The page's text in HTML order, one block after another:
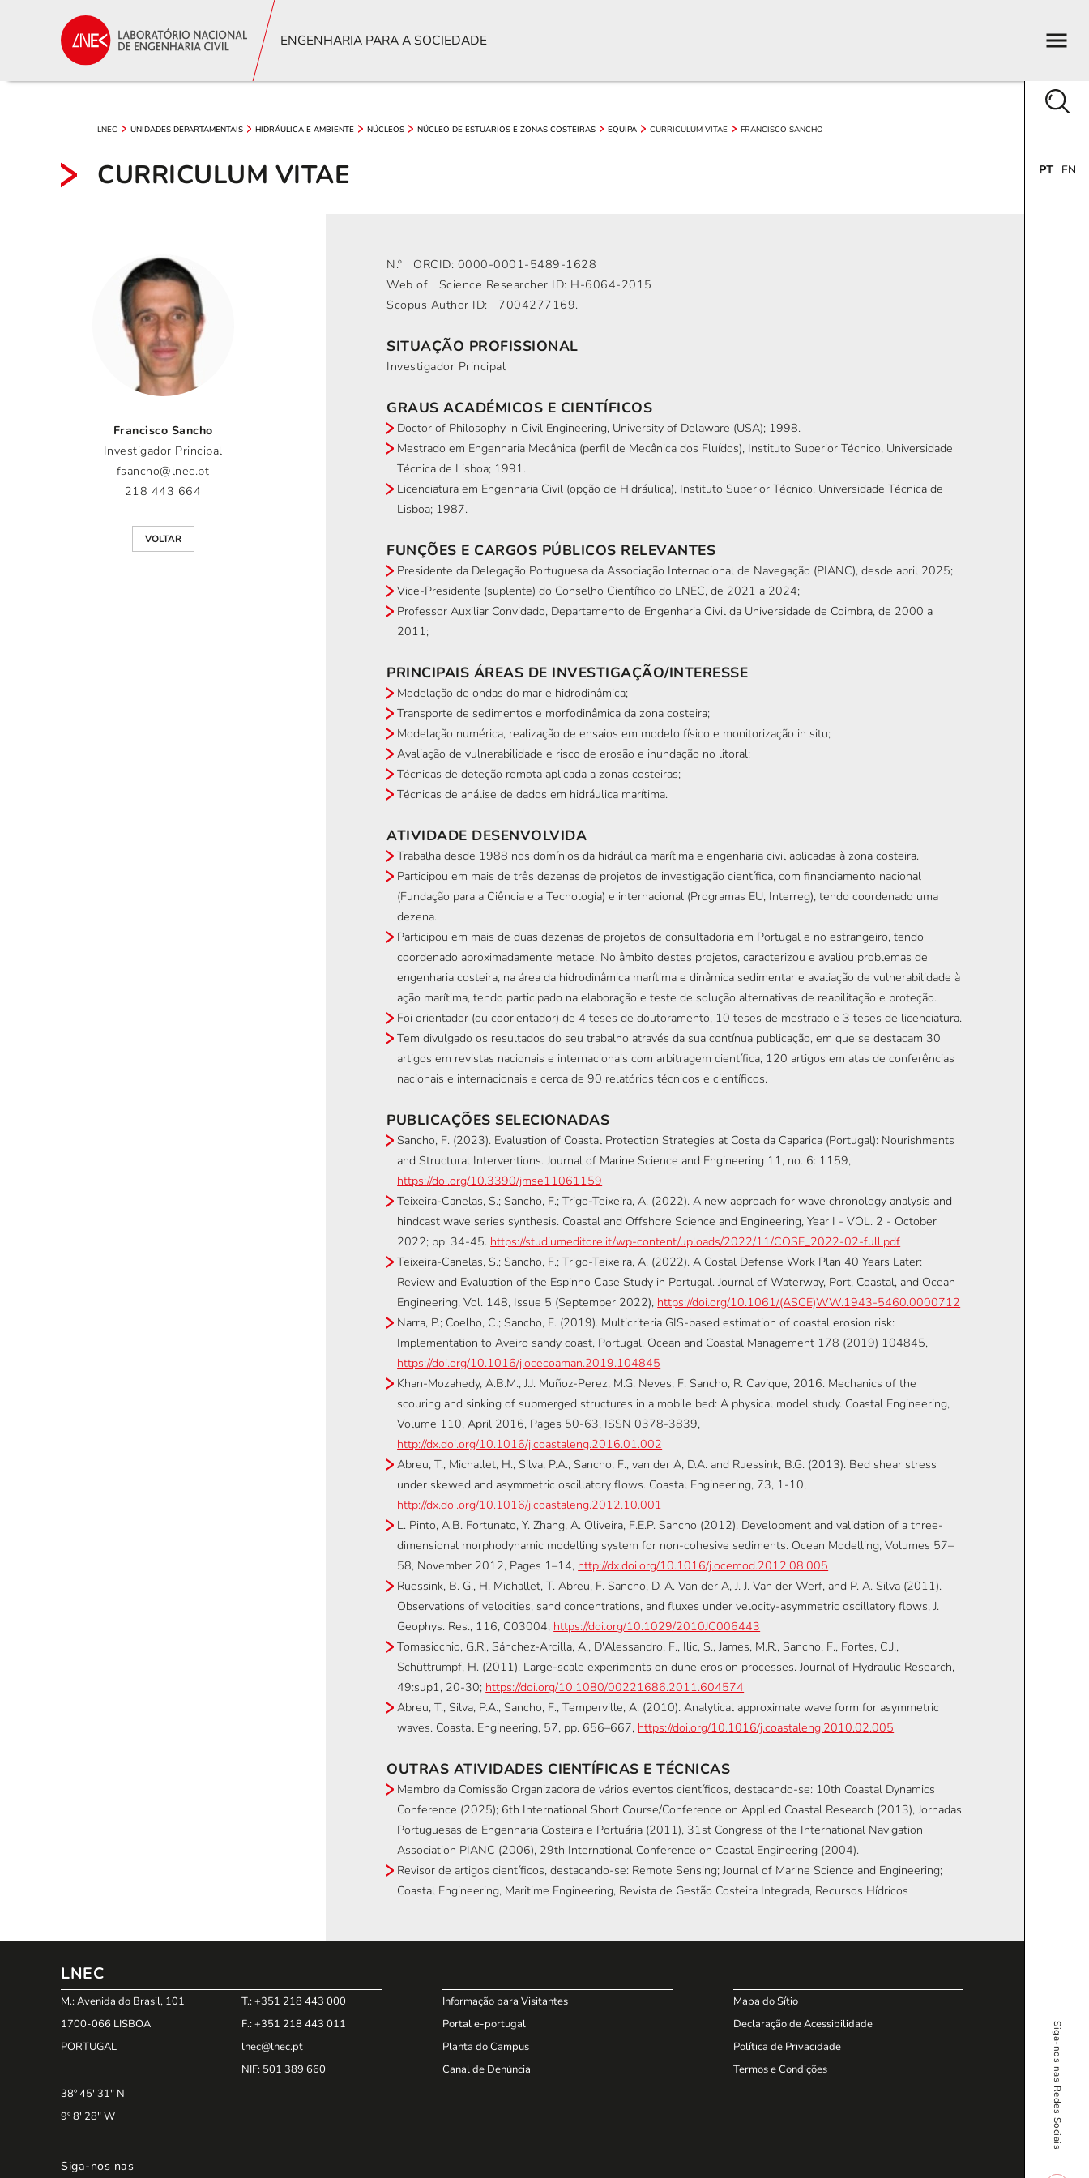
ENGENHARIA PARA A SOCIEDADE
PT EN
Siga-nos nas Redes Sociais
LNEC UNIDADES DEPARTAMENTAIS HIDRÁULICA E AMBIENTE NÚCLEOS NÚCLEO DE ESTUÁRIOS E ZONAS COSTEIRAS EQUIPA CURRICULUM VITAE FRANCISCO SANCHO
CURRICULUM VITAE
Francisco Sancho
Investigador Principal
fsancho@lnec.pt
218 443 664
VOLTAR
N.º ORCID: 0000-0001-5489-1628
Web of Science Researcher ID: H-6064-2015
Scopus Author ID: 7004277169.
SITUAÇÃO PROFISSIONAL
Investigador Principal
GRAUS ACADÉMICOS E CIENTÍFICOS
Doctor of Philosophy in Civil Engineering, University of Delaware (USA); 1998.
Mestrado em Engenharia Mecânica (perfil de Mecânica dos Fluídos), Instituto Superior Técnico, Universidade
Técnica de Lisboa; 1991.
Licenciatura em Engenharia Civil (opção de Hidráulica), Instituto Superior Técnico, Universidade Técnica de
Lisboa; 1987.
FUNÇÕES E CARGOS PÚBLICOS RELEVANTES
Presidente da Delegação Portuguesa da Associação Internacional de Navegação (PIANC), desde abril 2025;
Vice-Presidente (suplente) do Conselho Científico do LNEC, de 2021 a 2024;
Professor Auxiliar Convidado, Departamento de Engenharia Civil da Universidade de Coimbra, de 2000 a
2011;
PRINCIPAIS ÁREAS DE INVESTIGAÇÃO/INTERESSE
Modelação de ondas do mar e hidrodinâmica;
Transporte de sedimentos e morfodinâmica da zona costeira;
Modelação numérica, realização de ensaios em modelo físico e monitorização in situ;
Avaliação de vulnerabilidade e risco de erosão e inundação no litoral;
Técnicas de deteção remota aplicada a zonas costeiras;
Técnicas de análise de dados em hidráulica marítima.
ATIVIDADE DESENVOLVIDA
Trabalha desde 1988 nos domínios da hidráulica marítima e engenharia civil aplicadas à zona costeira.
Participou em mais de três dezenas de projetos de investigação científica, com financiamento nacional
(Fundação para a Ciência e a Tecnologia) e internacional (Programas EU, Interreg), tendo coordenado uma
dezena.
Participou em mais de duas dezenas de projetos de consultadoria em Portugal e no estrangeiro, tendo
coordenado aproximadamente metade. No âmbito destes projetos, caracterizou e avaliou problemas de
engenharia costeira, na área da hidrodinâmica marítima e dinâmica sedimentar e avaliação de vulnerabilidade à
ação marítima, tendo participado na elaboração e teste de solução alternativas de reabilitação e proteção.
Foi orientador (ou coorientador) de 4 teses de doutoramento, 10 teses de mestrado e 3 teses de licenciatura.
Tem divulgado os resultados do seu trabalho através da sua contínua publicação, em que se destacam 30
artigos em revistas nacionais e internacionais com arbitragem científica, 120 artigos em atas de conferências
nacionais e internacionais e cerca de 90 relatórios técnicos e científicos.
PUBLICAÇÕES SELECIONADAS
Sancho, F. (2023). Evaluation of Coastal Protection Strategies at Costa da Caparica (Portugal): Nourishments
and Structural Interventions. Journal of Marine Science and Engineering 11, no. 6: 1159,
https://doi.org/10.3390/jmse11061159
Teixeira-Canelas, S.; Sancho, F.; Trigo-Teixeira, A. (2022). A new approach for wave chronology analysis and
hindcast wave series synthesis. Coastal and Offshore Science and Engineering, Year I - VOL. 2 - October
2022; pp. 34-45. https://studiumeditore.it/wp-content/uploads/2022/11/COSE_2022-02-full.pdf
Teixeira-Canelas, S.; Sancho, F.; Trigo-Teixeira, A. (2022). A Costal Defense Work Plan 40 Years Later:
Review and Evaluation of the Espinho Case Study in Portugal. Journal of Waterway, Port, Coastal, and Ocean
Engineering, Vol. 148, Issue 5 (September 2022), https://doi.org/10.1061/(ASCE)WW.1943-5460.0000712
Narra, P.; Coelho, C.; Sancho, F. (2019). Multicriteria GIS-based estimation of coastal erosion risk:
Implementation to Aveiro sandy coast, Portugal. Ocean and Coastal Management 178 (2019) 104845,
https://doi.org/10.1016/j.ocecoaman.2019.104845
Khan-Mozahedy, A.B.M., J.J. Muñoz-Perez, M.G. Neves, F. Sancho, R. Cavique, 2016. Mechanics of the
scouring and sinking of submerged structures in a mobile bed: A physical model study. Coastal Engineering,
Volume 110, April 2016, Pages 50-63, ISSN 0378-3839,
http://dx.doi.org/10.1016/j.coastaleng.2016.01.002
Abreu, T., Michallet, H., Silva, P.A., Sancho, F., van der A, D.A. and Ruessink, B.G. (2013). Bed shear stress
under skewed and asymmetric oscillatory flows. Coastal Engineering, 73, 1-10,
http://dx.doi.org/10.1016/j.coastaleng.2012.10.001
L. Pinto, A.B. Fortunato, Y. Zhang, A. Oliveira, F.E.P. Sancho (2012). Development and validation of a three-
dimensional morphodynamic modelling system for non-cohesive sediments. Ocean Modelling, Volumes 57–
58, November 2012, Pages 1–14, http://dx.doi.org/10.1016/j.ocemod.2012.08.005
Ruessink, B. G., H. Michallet, T. Abreu, F. Sancho, D. A. Van der A, J. J. Van der Werf, and P. A. Silva (2011).
Observations of velocities, sand concentrations, and fluxes under velocity-asymmetric oscillatory flows, J.
Geophys. Res., 116, C03004, https://doi.org/10.1029/2010JC006443
Tomasicchio, G.R., Sánchez-Arcilla, A., D'Alessandro, F., Ilic, S., James, M.R., Sancho, F., Fortes, C.J.,
Schüttrumpf, H. (2011). Large-scale experiments on dune erosion processes. Journal of Hydraulic Research,
49:sup1, 20-30; https://doi.org/10.1080/00221686.2011.604574
Abreu, T., Silva, P.A., Sancho, F., Temperville, A. (2010). Analytical approximate wave form for asymmetric
waves. Coastal Engineering, 57, pp. 656–667, https://doi.org/10.1016/j.coastaleng.2010.02.005
OUTRAS ATIVIDADES CIENTÍFICAS E TÉCNICAS
Membro da Comissão Organizadora de vários eventos científicos, destacando-se: 10th Coastal Dynamics
Conference (2025); 6th International Short Course/Conference on Applied Coastal Research (2013), Jornadas
Portuguesas de Engenharia Costeira e Portuária (2011), 31st Congress of the International Navigation
Association PIANC (2006), 29th International Conference on Coastal Engineering (2004).
Revisor de artigos científicos, destacando-se: Remote Sensing; Journal of Marine Science and Engineering;
Coastal Engineering, Maritime Engineering, Revista de Gestão Costeira Integrada, Recursos Hídricos
LNEC
M.: Avenida do Brasil, 101
1700-066 LISBOA
PORTUGAL
38º 45' 31" N
9º 8' 28" W
T.: +351 218 443 000
F.: +351 218 443 011
lnec@lnec.pt
NIF: 501 389 660
Informação para Visitantes
Portal e-portugal
Planta do Campus
Canal de Denúncia
Mapa do Sítio
Declaração de Acessibilidade
Política de Privacidade
Termos e Condições
Siga-nos nas